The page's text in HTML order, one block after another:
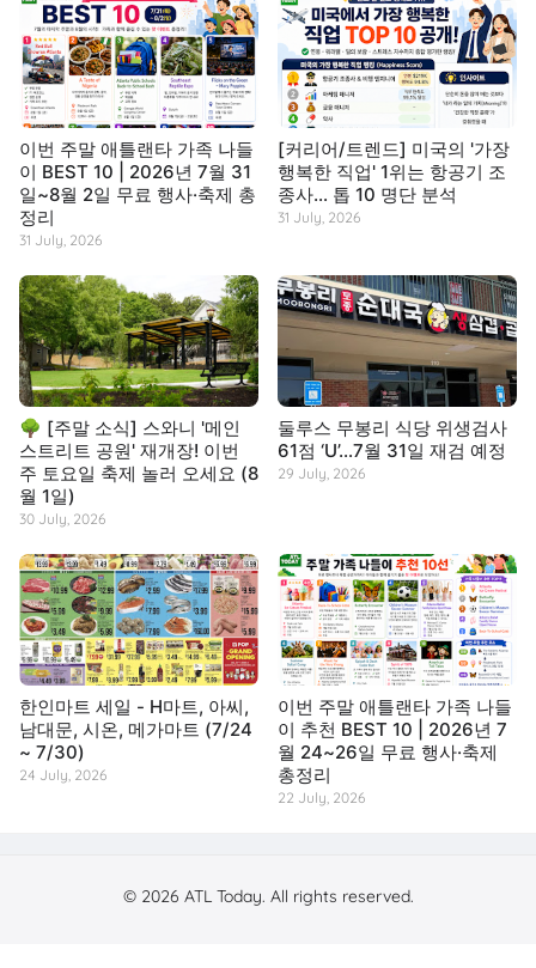
이번 주말 애틀랜타 가족 나들
이 BEST 10 | 2026년 7월 31
일~8월 2일 무료 행사·축제 총
정리
31 July, 2026
[커리어/트렌드] 미국의 '가장
행복한 직업' 1위는 항공기 조
종사… 톱 10 명단 분석
31 July, 2026
🌳 [주말 소식] 스와니 '메인
스트리트 공원' 재개장! 이번
주 토요일 축제 놀러 오세요 (8
월 1일)
30 July, 2026
둘루스 무봉리 식당 위생검사
61점 ‘U’…7월 31일 재검 예정
29 July, 2026
한인마트 세일 - H마트, 아씨,
남대문, 시온, 메가마트 (7/24
~ 7/30)
24 July, 2026
이번 주말 애틀랜타 가족 나들
이 추천 BEST 10 | 2026년 7
월 24~26일 무료 행사·축제
총정리
22 July, 2026
© 2026 ATL Today. All rights reserved.